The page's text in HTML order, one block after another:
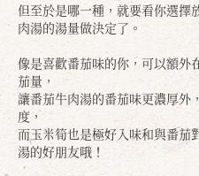
但至於是哪一種，就要看你選擇
肉湯的湯量做決定了。
像是喜歡番茄味的你，可以額外
茄量，
讓番茄牛肉湯的番茄味更濃厚外
度，
而玉米筍也是極好入味和與番茄
湯的好朋友哦！